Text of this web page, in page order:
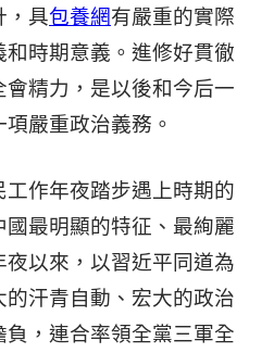
，具包養網有嚴重的實際
和時期意義。進修好貫徹
精力，是以後和今后一
嚴重政治義務。
作年夜踏步遇上時期的
最明顯的特征、最絢麗
以來，以習近平同道為
汗青自動、宏大的政治
，連合率領全黨三軍全